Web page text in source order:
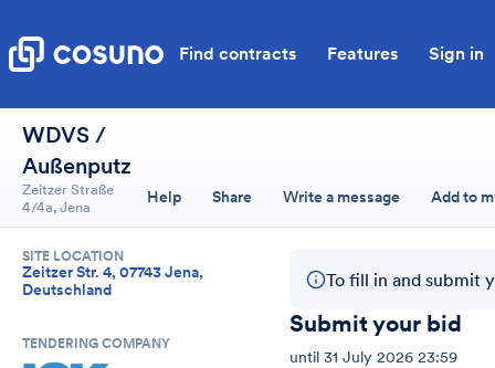
Find contracts Features Sign in
WDVS /
Außenputz
Zeitzer Straße
4/4a, Jena
Help Share Write a message Add to
SITE LOCATION
Zeitzer Str. 4, 07743 Jena,
Deutschland
TENDERING COMPANY
To fill in and submit
Submit your bid
until 31 July 2026 23:59